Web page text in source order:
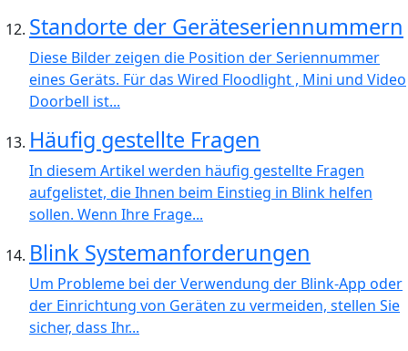
Standorte der Geräteseriennummern
Diese Bilder zeigen die Position der Seriennummer
eines Geräts. Für das Wired Floodlight , Mini und Video
Doorbell ist...
Häufig gestellte Fragen
In diesem Artikel werden häufig gestellte Fragen
aufgelistet, die Ihnen beim Einstieg in Blink helfen
sollen. Wenn Ihre Frage...
Blink Systemanforderungen
Um Probleme bei der Verwendung der Blink-App oder
der Einrichtung von Geräten zu vermeiden, stellen Sie
sicher, dass Ihr...